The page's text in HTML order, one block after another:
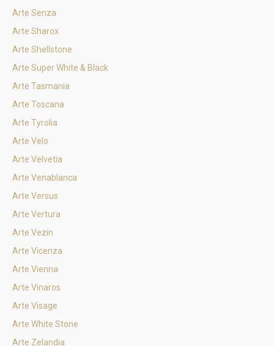
Arte Senza
Arte Sharox
Arte Shellstone
Arte Super White & Black
Arte Tasmania
Arte Toscana
Arte Tyrolia
Arte Velo
Arte Velvetia
Arte Venablanca
Arte Versus
Arte Vertura
Arte Vezin
Arte Vicenza
Arte Vienna
Arte Vinaros
Arte Visage
Arte White Stone
Arte Zelandia